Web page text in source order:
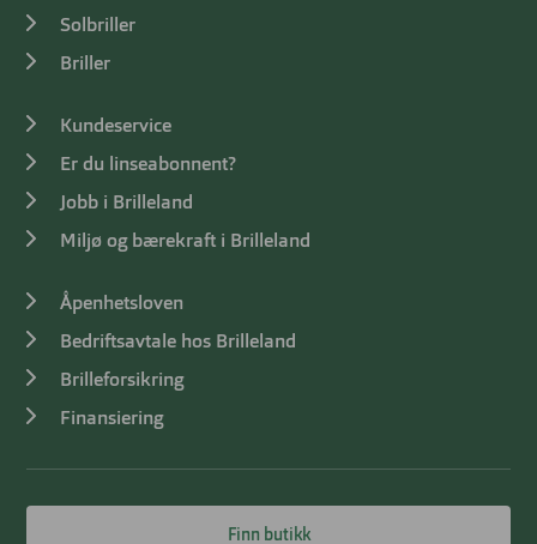
Solbriller
Briller
Kundeservice
Er du linseabonnent?
Jobb i Brilleland
Miljø og bærekraft i Brilleland
Åpenhetsloven
Bedriftsavtale hos Brilleland
Brilleforsikring
Finansiering
Finn butikk